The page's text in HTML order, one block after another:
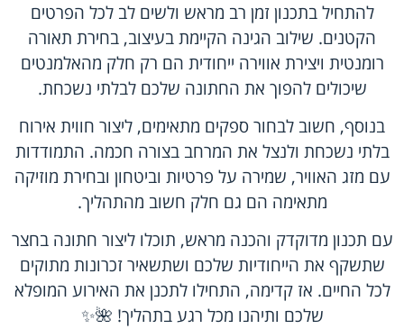
להתחיל בתכנון זמן רב מראש ולשים לב לכל הפרטים
הקטנים. שילוב הגינה הקיימת בעיצוב, בחירת תאורה
רומנטית ויצירת אווירה ייחודית הם רק חלק מהאלמנטים
שיכולים להפוך את החתונה שלכם לבלתי נשכחת.
בנוסף, חשוב לבחור ספקים מתאימים, ליצור חווית אירוח
בלתי נשכחת ולנצל את המרחב בצורה חכמה. התמודדות
עם מזג האוויר, שמירה על פרטיות וביטחון ובחירת מוזיקה
מתאימה הם גם חלק חשוב מהתהליך.
עם תכנון מדוקדק והכנה מראש, תוכלו ליצור חתונה בחצר
שתשקף את הייחודיות שלכם ושתשאיר זכרונות מתוקים
לכל החיים. אז קדימה, התחילו לתכנן את האירוע המופלא
שלכם ותיהנו מכל רגע בתהליך! 🌺✨